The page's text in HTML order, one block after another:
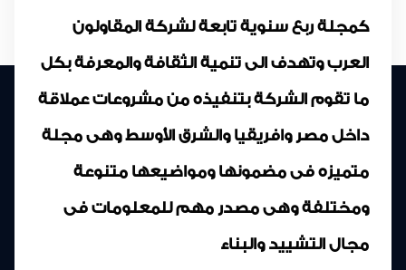
كمجلة ربع سنوية تابعة لشركة المقاولون
العرب وتهدف الى تنمية الثقافة والمعرفة بكل
ما تقوم الشركة بتنفيذه من مشروعات عملاقة
داخل مصر وافريقيا والشرق الأوسط وهى مجلة
متميزه فى مضمونها ومواضيعها متنوعة
ومختلفة وهى مصدر مهم للمعلومات فى
مجال التشييد والبناء